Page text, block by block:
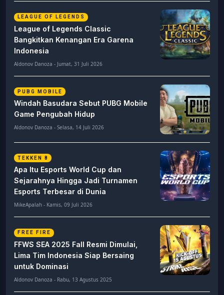
LEAGUE OF LEGENDS
League of Legends Classic
Bangkitkan Kenangan Era Garena
Indonesia
Aldonov Danoza - Jumat, 31 Juli 2026
PUBG MOBILE
Windah Basudara Sebut PUBG Mobile
Game Pengubah Hidup
Aldonov Danoza - Selasa, 14 Juli 2026
TEKKEN 8
Apa Itu Esports World Cup dan
Sejarahnya Hingga Jadi Turnamen
Esports Terbesar di Dunia
MikeApalah - Kamis, 09 Juli 2026
FREE FIRE
FFWS SEA 2025 Fall Resmi Dimulai,
Lima Tim Indonesia Siap Bersaing
untuk Dominasi
Aldonov Danoza - Rabu, 13 Agustus 2025